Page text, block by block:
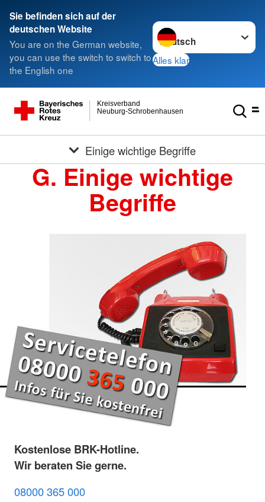
Sie befinden sich auf der
deutschen Website
You are on the German website,
you can use the switch to switch to
the English one
Sprache wechseln zu
Alles klar
Neuburg-Schrobenhausen
Kreisverband
Einige wichtige Begriffe
G. Einige wichtige
Begriffe
Kostenlose BRK-Hotline.
Wir beraten Sie gerne.
08000 365 000